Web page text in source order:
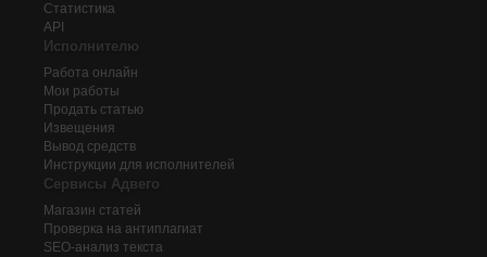
Статистика
API
Исполнителю
Работа онлайн
Мои работы
Продать статью
Извещения
Вывод средств
Инструкции для исполнителей
Сервисы Адвего
Магазин статей
Проверка на антиплагиат
SEO-анализ текста